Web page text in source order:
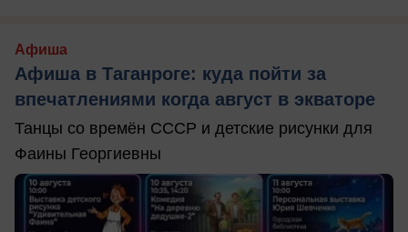
Афиша
Афиша в Таганроге: куда пойти за
впечатлениями когда август в экваторе
Танцы со времён СССР и детские рисунки для
Фаины Георгиевны